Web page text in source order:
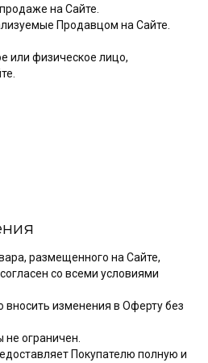
на Сайте.
Продавцом на Сайте.
или физическое лицо,
размещенного на Сайте,
со всеми условиями
вносить изменения в Оферту без
ограничен.
Покупателю полную и